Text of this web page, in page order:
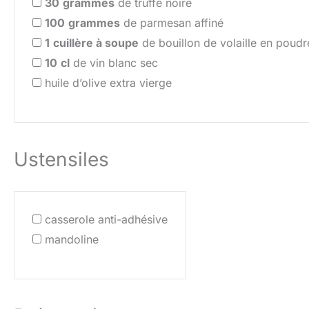
100 grammes de parmesan affiné
1 cuillère à soupe de bouillon de volaille en
10 cl de vin blanc sec
huile d’olive extra vierge
Ustensiles
casserole anti-adhésive
mandoline